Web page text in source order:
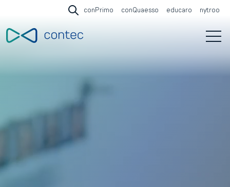
Open search
conPrimo conQuaesso educaro nytroo